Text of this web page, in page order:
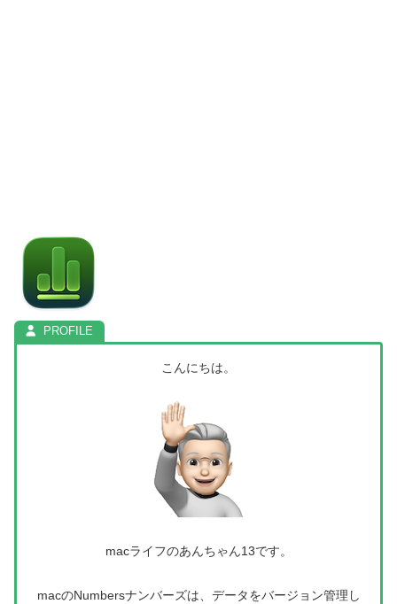
こんにちは。
macライフのあんちゃん13です。
macのNumbersナンバーズは、データをバージョン管理し